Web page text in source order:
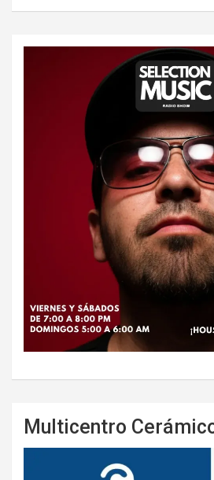
Multicentro